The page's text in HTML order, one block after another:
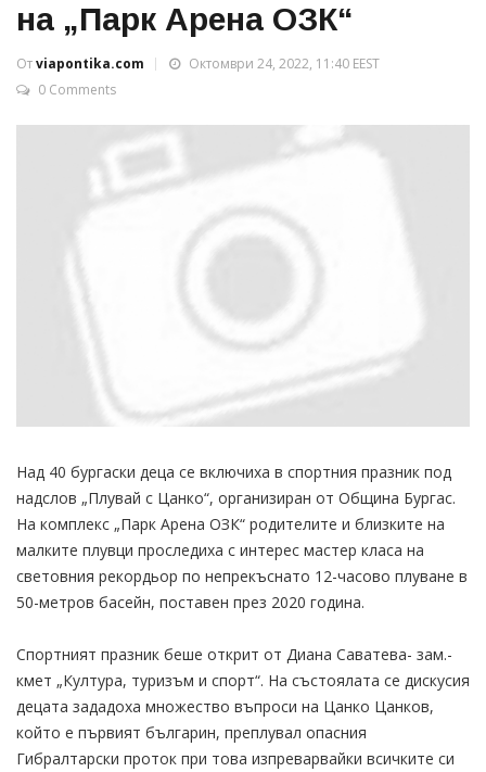
на „Парк Арена ОЗК“
Отviapontika.com
Октомври 24, 2022, 11:40 EEST
0 Comments
Над 40 бургаски деца се включиха в спортния празник под
надслов „Плувай с Цанко“, организиран от Община Бургас.
На комплекс „Парк Арена ОЗК“ родителите и близките на
малките плувци проследиха с интерес мастер класа на
световния рекордьор по непрекъснато 12-часово плуване в
50-метров басейн, поставен през 2020 година.
Спортният празник беше открит от Диана Саватева- зам.-
кмет „Култура, туризъм и спорт“. На състоялата се дискусия
децата зададоха множество въпроси на Цанко Цанков,
който е първият българин, преплувал опасния
Гибралтарски проток при това изпреварвайки всичките си